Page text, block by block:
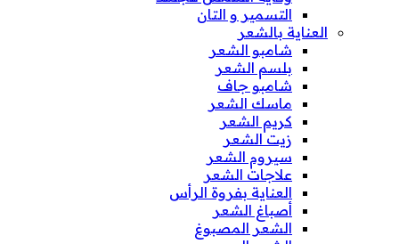
التسمير و التان
العناية بالشعر
شامبو الشعر
بلسم الشعر
شامبو جاف
ماسك الشعر
كريم الشعر
زيت الشعر
سيروم الشعر
علاجات الشعر
العناية بفروة الرأس
أصباغ الشعر
الشعر المصبوغ